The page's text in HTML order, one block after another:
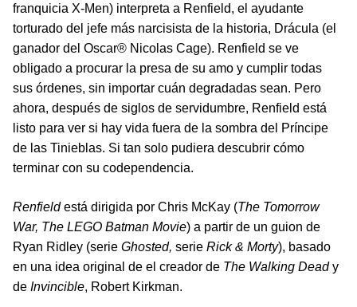
franquicia X-Men) interpreta a Renfield, el ayudante
torturado del jefe más narcisista de la historia, Drácula (el
ganador del Oscar® Nicolas Cage). Renfield se ve
obligado a procurar la presa de su amo y cumplir todas
sus órdenes, sin importar cuán degradadas sean. Pero
ahora, después de siglos de servidumbre, Renfield está
listo para ver si hay vida fuera de la sombra del Príncipe
de las Tinieblas. Si tan solo pudiera descubrir cómo
terminar con su codependencia.
Renfieldestá dirigida por Chris McKay (The Tomorrow
War, The LEGO Batman Movie) a partir de un guion de
Ryan Ridley (serie Ghosted, serie Rick & Morty), basado
en una idea original de el creador de The Walking Deady
de Invincible, Robert Kirkman.